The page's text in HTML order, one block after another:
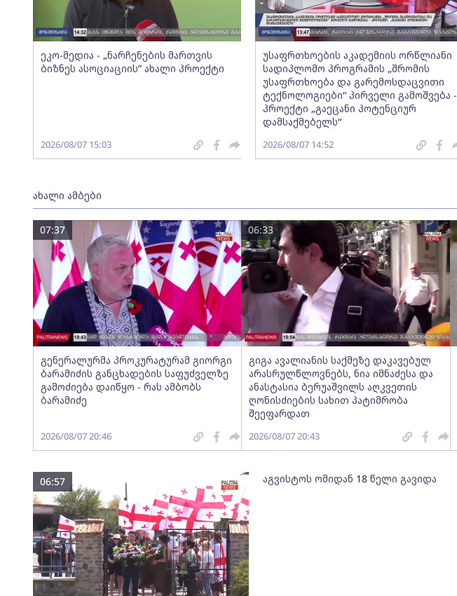
ეკო-მედია - „ნარჩენების მართვის
ბიზნეს ასოციაციის” ახალი პროექტი
2026/08/07 15:03
უსაფრთხოების აკადემიის ორწლიანი
სადიპლომო პროგრამის „შრომის
უსაფრთხოება და გარემოსდაცვითი
ტექნოლოგიები“ პირველი გამოშვება -
პროექტი „გაეცანი პოტენციურ
დამსაქმებელს“
2026/08/07 14:52
ახალი ამბები
გენერალურმა პროკურატურამ გიორგი
ბარამიძის განცხადების საფუძველზე
გამოძიება დაიწყო - რას ამბობს
ბარამიძე
07:37
2026/08/07 20:46
გიგა ავალიანის საქმეზე დაკავებულ
არასრულწლოვნებს, ნია იმნაძესა და
ანასტასია ბერუაშვილს აღკვეთის
ღონისძიების სახით პატიმრობა
შეეფარდათ
06:33
2026/08/07 20:43
აგვისტოს ომიდან 18 წელი გავიდა
06:57